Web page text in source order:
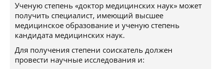
Ученую степень «доктор медицинских наук» может
получить специалист, имеющий высшее
медицинское образование и ученую степень
кандидата медицинских наук.
Для получения степени соискатель должен
провести научные исследования и: